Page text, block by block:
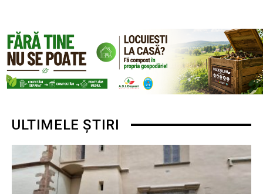
ULTIMELE ȘTIRI